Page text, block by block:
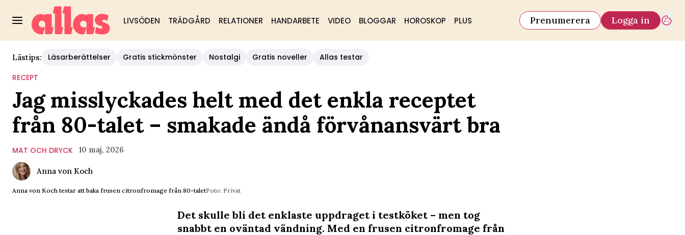
LIVSÖDEN TRÄDGÅRD RELATIONER HANDARBETE VIDEO BLOGGAR HOROSKOP PLUS Prenumerera Logga in
Lästips: Läsarberättelser Gratis stickmönster Nostalgi Gratis noveller
Allas testar
RECEPT
Jag misslyckades helt med det enkla receptet
från 80-talet – smakade ändå förvånansvärt bra
MAT OCH DRYCK 10 maj, 2026
Anna von Koch
Anna von Koch testar att baka frusen citronfromage från 80-taletFoto: Privat
Det skulle bli det enklaste uppdraget i testköket – men tog
snabbt en oväntad vändning. Med en frusen citronfromage från